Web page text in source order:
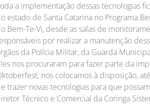
a implementação dessas tecnologias
estado de Santa Catarina no Programa
Bem-Te-Vi, desde as salas de
por realizar a manutenção
da Polícia Militar, da Guarda
nos procuraram para fazer parte da
nos colocamos à disposição,
trazer novas tecnologias para que
Técnico e Comercial da Coringa